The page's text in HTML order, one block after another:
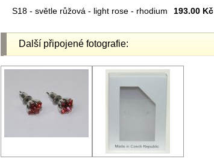
S18 - světle růžová - light rose - rhodium 193.00 Kč
Další připojené fotografie: